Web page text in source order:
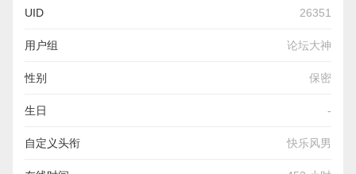
UID 26351
用户组 论坛大神
性别 保密
生日 -
自定义头衔 快乐风男